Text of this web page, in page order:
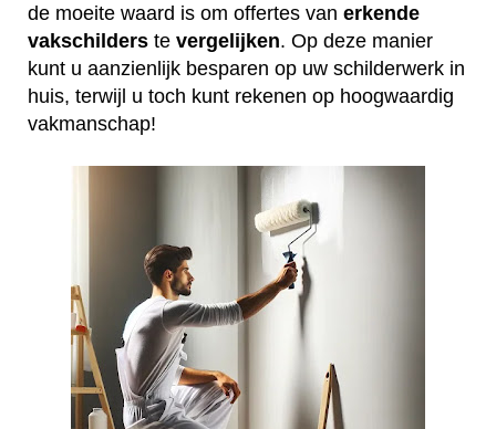
de moeite waard is om offertes van erkende
vakschilders te vergelijken. Op deze manier
kunt u aanzienlijk besparen op uw schilderwerk in
huis, terwijl u toch kunt rekenen op hoogwaardig
vakmanschap!